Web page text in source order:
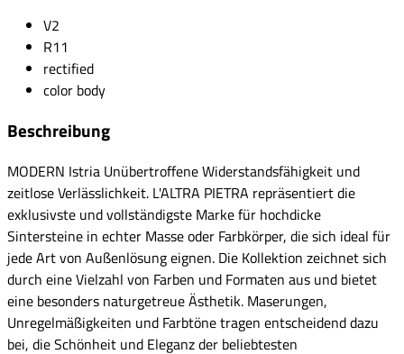
V2
R11
rectified
color body
Beschreibung
MODERN Istria Unübertroffene Widerstandsfähigkeit und
zeitlose Verlässlichkeit. L'ALTRA PIETRA repräsentiert die
exklusivste und vollständigste Marke für hochdicke
Sintersteine in echter Masse oder Farbkörper, die sich ideal für
jede Art von Außenlösung eignen. Die Kollektion zeichnet sich
durch eine Vielzahl von Farben und Formaten aus und bietet
eine besonders naturgetreue Ästhetik. Maserungen,
Unregelmäßigkeiten und Farbtöne tragen entscheidend dazu
bei, die Schönheit und Eleganz der beliebtesten